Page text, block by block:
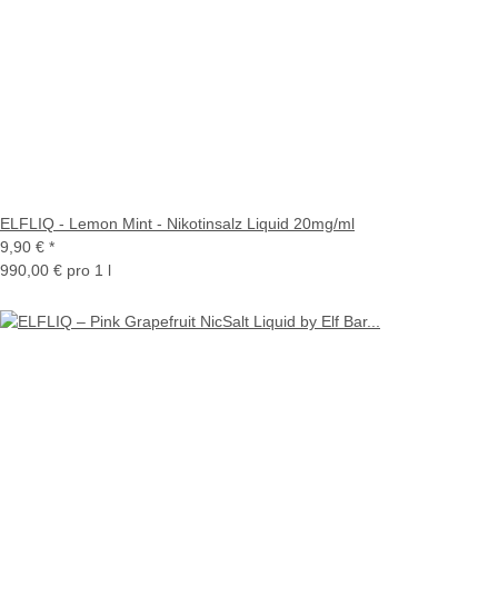
ELFLIQ - Lemon Mint - Nikotinsalz Liquid 20mg/ml
9,90 € *
990,00 € pro 1 l